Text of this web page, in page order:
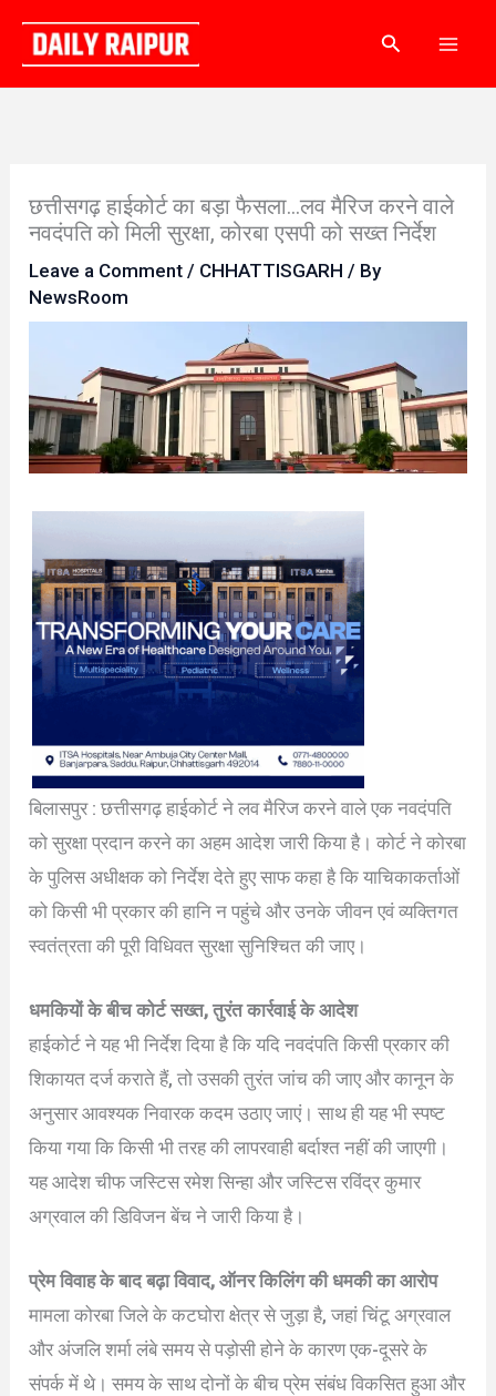
content
Search
छत्तीसगढ़ हाईकोर्ट का बड़ा फैसला…लव मैरिज करने वाले
नवदंपति को मिली सुरक्षा, कोरबा एसपी को सख्त निर्देश
Leave a Comment / CHHATTISGARH / By
NewsRoom
बिलासपुर : छत्तीसगढ़ हाईकोर्ट ने लव मैरिज करने वाले एक नवदंपति
को सुरक्षा प्रदान करने का अहम आदेश जारी किया है। कोर्ट ने कोरबा
के पुलिस अधीक्षक को निर्देश देते हुए साफ कहा है कि याचिकाकर्ताओं
को किसी भी प्रकार की हानि न पहुंचे और उनके जीवन एवं व्यक्तिगत
स्वतंत्रता की पूरी विधिवत सुरक्षा सुनिश्चित की जाए।
धमकियों के बीच कोर्ट सख्त, तुरंत कार्रवाई के आदेश
हाईकोर्ट ने यह भी निर्देश दिया है कि यदि नवदंपति किसी प्रकार की
शिकायत दर्ज कराते हैं, तो उसकी तुरंत जांच की जाए और कानून के
अनुसार आवश्यक निवारक कदम उठाए जाएं। साथ ही यह भी स्पष्ट
किया गया कि किसी भी तरह की लापरवाही बर्दाश्त नहीं की जाएगी।
यह आदेश चीफ जस्टिस रमेश सिन्हा और जस्टिस रविंद्र कुमार
अग्रवाल की डिविजन बेंच ने जारी किया है।
प्रेम विवाह के बाद बढ़ा विवाद, ऑनर किलिंग की धमकी का आरोप
मामला कोरबा जिले के कटघोरा क्षेत्र से जुड़ा है, जहां चिंटू अग्रवाल
और अंजलि शर्मा लंबे समय से पड़ोसी होने के कारण एक-दूसरे के
संपर्क में थे। समय के साथ दोनों के बीच प्रेम संबंध विकसित हुआ और